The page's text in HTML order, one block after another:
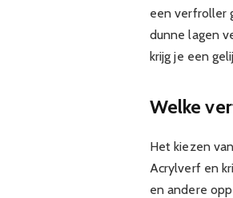
een verfroller
dunne lagen
krijg je een
Welke
Het kiezen
Acrylverf en
en andere